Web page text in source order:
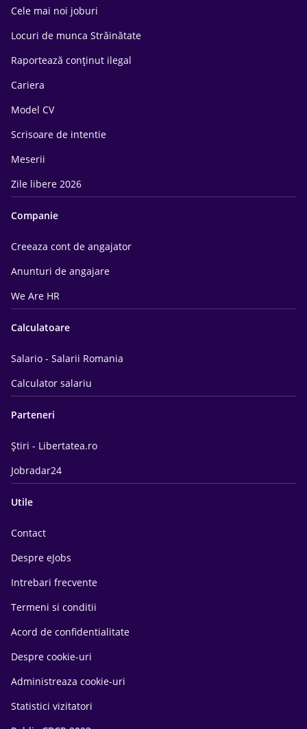
Cele mai noi joburi
Locuri de munca Străinătate
Raportează conținut ilegal
Cariera
Model CV
Scrisoare de intentie
Meserii
Zile libere 2026
Companie
Creeaza cont de angajator
Anunturi de angajare
We Are HR
Calculatoare
Salario - Salarii Romania
Calculator salariu
Parteneri
Știri - Libertatea.ro
Jobradar24
Utile
Contact
Despre eJobs
Intrebari frecvente
Termeni si conditii
Acord de confidentialitate
Despre cookie-uri
Administreaza cookie-uri
Statistici vizitatori